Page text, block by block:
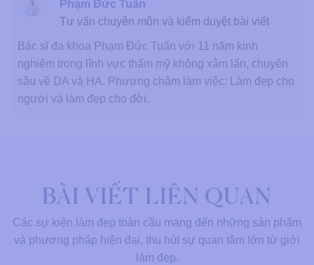
Phạm Đức Tuấn
Tư vấn chuyên môn và kiểm duyệt bài viết
Bác sĩ đa khoa Phạm Đức Tuấn với 11 năm kinh
nghiệm trong lĩnh vực thẩm mỹ không xâm lấn, chuyên
sâu về DA và HA. Phương châm làm việc: Làm đẹp cho
người và làm đẹp cho đời.
BÀI VIẾT LIÊN QUAN
Các sự kiện làm đẹp toàn cầu mang đến những sản phẩm
và phương pháp hiện đại, thu hút sự quan tâm lớn từ giới
làm đẹp.